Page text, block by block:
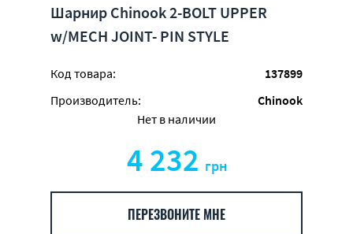
Шарнир Chinook 2-BOLT UPPER
w/MECH JOINT- PIN STYLE
Код товара:
137899
Производитель:
Chinook
Нет в наличии
4 232 грн
ПЕРЕЗВОНИТЕ МНЕ